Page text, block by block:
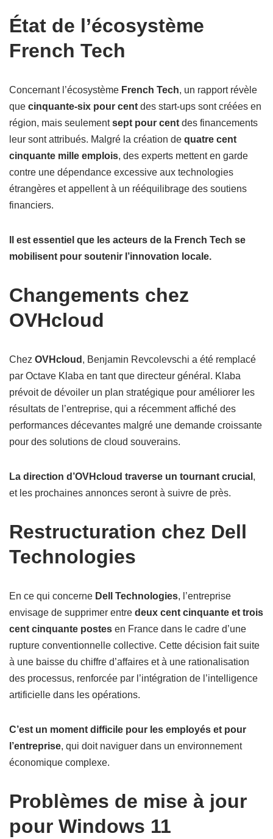
État de l’écosystème
French Tech
Concernant l’écosystème French Tech, un rapport révèle
que cinquante-six pour cent des start-ups sont créées en
région, mais seulementsept pour cent des financements
leur sont attribués. Malgré la création de quatre cent
cinquante mille emplois, des experts mettent en garde
contre une dépendance excessive aux technologies
étrangères et appellent à un rééquilibrage des soutiens
financiers.
Il est essentiel que les acteurs de la French Tech se
mobilisent pour soutenir l’innovation locale.
Changements chez
OVHcloud
Chez OVHcloud , Benjamin Revcolevschi a été remplacé
par Octave Klaba en tant que directeur général. Klaba
prévoit de dévoiler un plan stratégique pour améliorer les
résultats de l’entreprise, qui a récemment affiché des
performances décevantes malgré une demande croissante
pour des solutions de cloud souverains.
La direction d’OVHcloud traverse un tournant crucial ,
et les prochaines annonces seront à suivre de près.
Restructuration chez Dell
Technologies
En ce qui concerne Dell Technologies, l’entreprise
envisage de supprimer entre deux cent cinquante et trois
cent cinquante postes en France dans le cadre d’une
rupture conventionnelle collective. Cette décision fait suite
à une baisse du chiffre d’affaires et à une rationalisation
des processus, renforcée par l’intégration de l’intelligence
artificielle dans les opérations.
C’est un moment difficile pour les employés et pour
l’entreprise, qui doit naviguer dans un environnement
économique complexe.
Problèmes de mise à jour
pour Windows 11